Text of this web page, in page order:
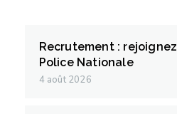
Recrutement :
Police Nationale
4 août 2026